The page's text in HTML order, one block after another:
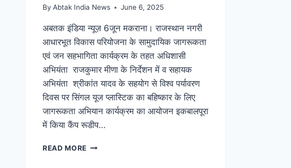
By Abtak India News June 6, 2025
अबतक इंडिया न्यूज़ 6जून मकराना। राजस्थान नगरी
आधारभूत विकास परियोजना के सामुदायिक जागरूकता
एवं जन सहभागिता कार्यक्रम के तहत अधिशासी
अभियंता राजकुमार मीणा के निर्देशन में व सहायक
अभियंता श्रीकांत यादव के सहयोग से विश्व पर्यावरण
दिवस पर सिंगल यूज प्लास्टिक का बहिष्कार के लिए
जागरूकता अभियान कार्यक्रम का आयोजन इकबालपूरा
में किया कैंप रूडीप…
READ MORE